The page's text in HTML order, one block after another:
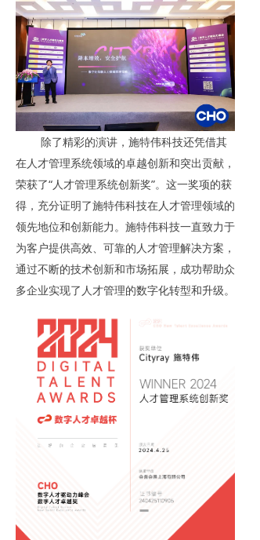
除了精彩的演讲，施特伟科技还凭借其
在人才管理系统领域的卓越创新和突出贡献，
荣获了“人才管理系统创新奖”。这一奖项的获
得，充分证明了施特伟科技在人才管理领域的
领先地位和创新能力。施特伟科技一直致力于
为客户提供高效、可靠的人才管理解决方案，
通过不断的技术创新和市场拓展，成功帮助众
多企业实现了人才管理的数字化转型和升级。